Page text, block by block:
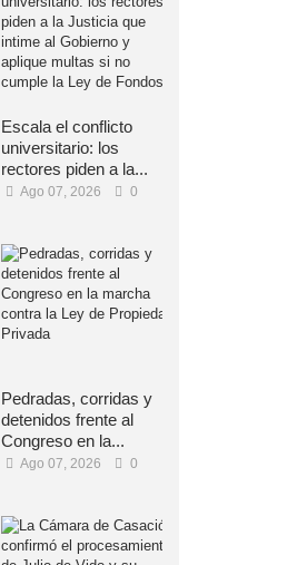
Escala el conflicto
universitario: los
rectores piden a la...
Ago 07, 2026 0
Pedradas, corridas y
detenidos frente al
Congreso en la...
Ago 07, 2026 0